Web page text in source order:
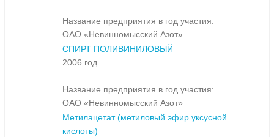
Название предприятия в год участия:
ОАО «Невинномысский Азот»
СПИРТ ПОЛИВИНИЛОВЫЙ
2006 год
Название предприятия в год участия:
ОАО «Невинномысский Азот»
Метилацетат (метиловый эфир уксусной
кислоты)